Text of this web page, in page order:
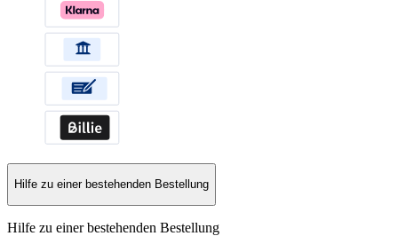
Hilfe zu einer bestehenden Bestellung
Hilfe zu einer bestehenden Bestellung